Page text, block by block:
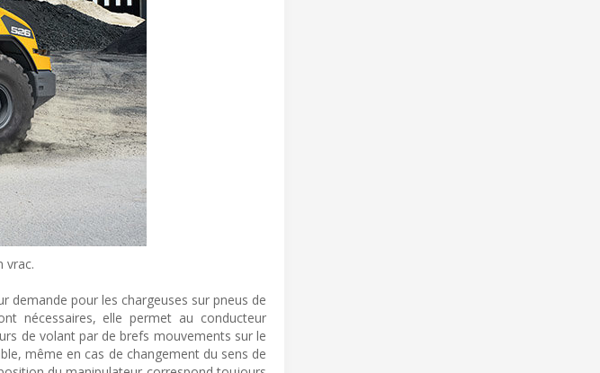
vrac.
demande pour les chargeuses sur pneus de
nécessaires, elle permet au conducteur
de volant par de brefs mouvements sur le
même en cas de changement du sens de